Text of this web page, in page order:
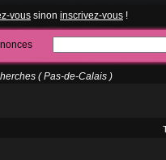
vous sinon inscrivez-vous !
( Pas-de-Calais )